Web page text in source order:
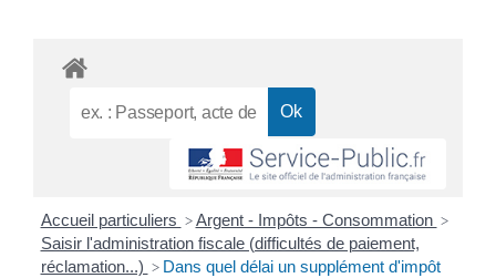
Accueil particuliers > Argent - Impôts - Consommation >
Saisir l'administration fiscale (difficultés de paiement,
réclamation...) > Dans quel délai un supplément d'impôt